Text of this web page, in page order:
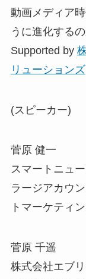
動画メディア
うに進化する
Supported by
リューションズ
(スピーカー)
菅原 健一
スマートニュ
ラージアカウ
トマーケティ
菅原 千遥
株式会社エブ